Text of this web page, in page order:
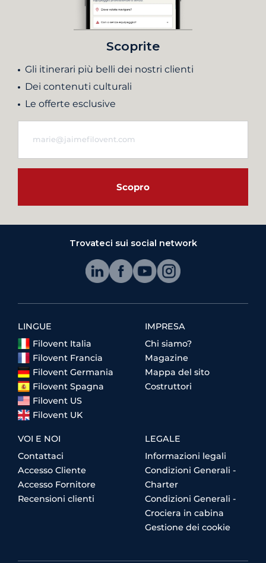
Scoprite
Gli itinerari più belli dei nostri clienti
Dei contenuti culturali
Le offerte esclusive
Scopro
Trovateci sui social network
LINGUE
Filovent Italia
Filovent Francia
Filovent Germania
Filovent Spagna
Filovent US
Filovent UK
IMPRESA
Chi siamo?
Magazine
Mappa del sito
Costruttori
VOI E NOI
Contattaci
Accesso Cliente
Accesso Fornitore
Recensioni clienti
LEGALE
Informazioni legali
Condizioni Generali -
Charter
Condizioni Generali -
Crociera in cabina
Gestione dei cookie